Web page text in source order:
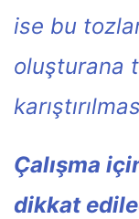
ise bu
oluşturana
Çalışma
dikkat